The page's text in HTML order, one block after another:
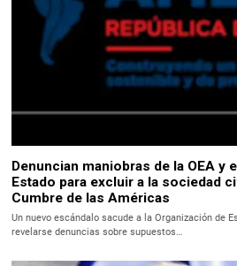
Denuncian maniobras de la OEA y
Estado para excluir a la sociedad
Cumbre de las Américas
Un nuevo escándalo sacude a la Organización de
revelarse denuncias sobre supuestos…